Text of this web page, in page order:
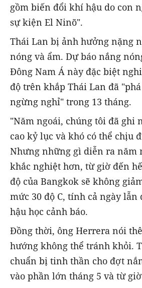
gồm biến đổi khí hậu do con
sự kiện El Ninõ".
Thái Lan bị ảnh hưởng nặng
nóng và ẩm. Dự báo nắng
Đông Nam Á này đặc biệt
độ trên khắp Thái Lan đã
ngừng nghỉ" trong 13 tháng.
"Năm ngoái, chúng tôi đã ghi
cao kỷ lục và khó có thể chịu
Nhưng những gì diễn ra năm
khắc nghiệt hơn, từ giờ đến
độ của Bangkok sẽ không
mức 30 độ C, tính cả ngày
hậu học cảnh báo.
Đồng thời, ông Herrera nói
hướng không thể tránh khỏi.
chuẩn bị tinh thần cho đợt
vào phần lớn tháng 5 và từ